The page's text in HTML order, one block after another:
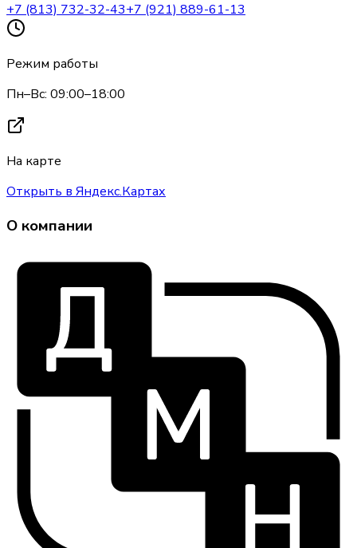
+7 (813) 732-32-43+7 (921) 889-61-13
Режим работы
Пн–Вс: 09:00–18:00
На карте
Открыть в Яндекс.Картах
О компании